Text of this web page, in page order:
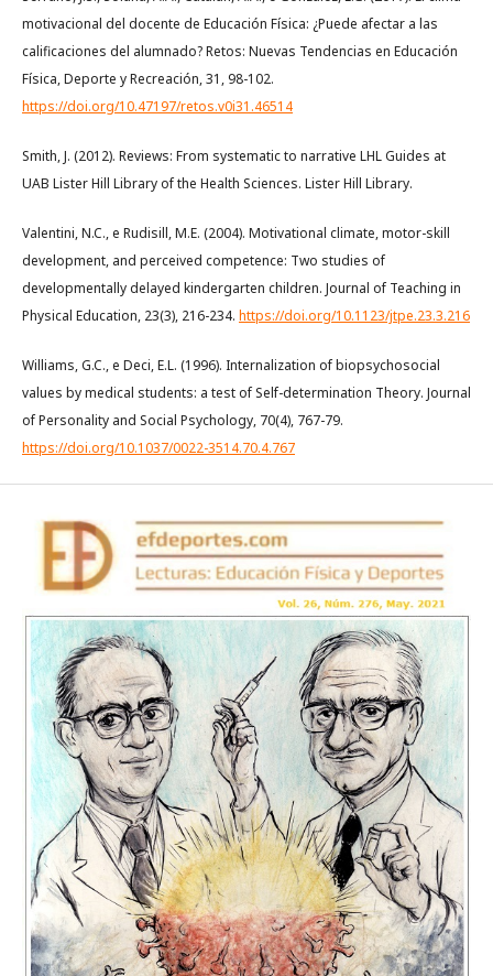
motivacional del docente de Educación Física: ¿Puede afectar a las
calificaciones del alumnado? Retos: Nuevas Tendencias en Educación
Física, Deporte y Recreación, 31, 98-102.
https://doi.org/10.47197/retos.v0i31.46514
Smith, J. (2012). Reviews: From systematic to narrative LHL Guides at
UAB Lister Hill Library of the Health Sciences. Lister Hill Library.
Valentini, N.C., e Rudisill, M.E. (2004). Motivational climate, motor-skill
development, and perceived competence: Two studies of
developmentally delayed kindergarten children. Journal of Teaching in
Physical Education, 23(3), 216-234. https://doi.org/10.1123/jtpe.23.3.216
Williams, G.C., e Deci, E.L. (1996). Internalization of biopsychosocial
values by medical students: a test of Self-determination Theory. Journal
of Personality and Social Psychology, 70(4), 767-79.
https://doi.org/10.1037/0022-3514.70.4.767